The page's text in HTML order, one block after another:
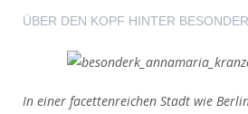
ÜBER DEN KOPF HINTER
In einer facettenreichen Stadt wie